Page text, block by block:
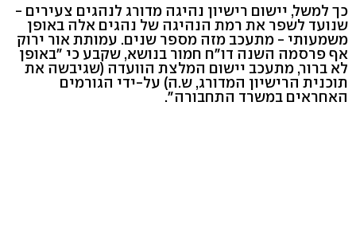
כך למשל, יישום רישיון נהיגה מדורג לנהגים צעירים -
שנועד לשפר את רמת הנהיגה של נהגים אלה באופן
משמעותי - מתעכב מזה מספר שנים. עמותת אור ירוק
אף פרסמה השנה דו"ח חמור בנושא, שקבע כי "באופן
לא ברור, מתעכב יישום המלצת הוועדה (שגיבשה את
תוכנית הרישיון המדורג, ש.ה) על-ידי הגורמים
האחראים במשרד התחבורה".